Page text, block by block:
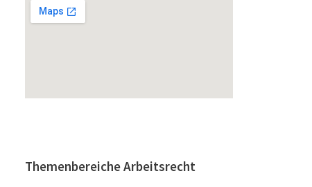
Themenbereiche Arbeitsrecht